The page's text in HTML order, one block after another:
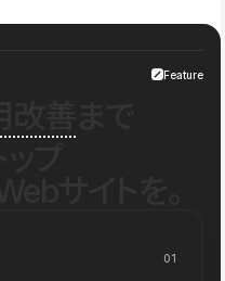
Feature
01